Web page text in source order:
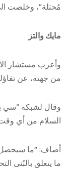
مُحتلة”، وخلصت
مايك والتز
وأعرب مستشار
من جهته، عن
وقال لشبكة “سي
السلام من أي
أضاف: “ما سيحصل
ما يتعلق بالبُنى